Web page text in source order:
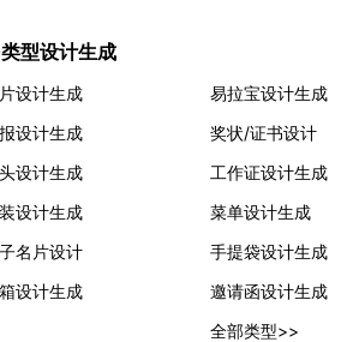
型设计生成
设计生成
设计生成
设计生成
设计生成
名片设计
设计生成
易拉宝设计生成
奖状/证书设计
工作证设计生成
菜单设计生成
手提袋设计生成
邀请函设计生成
全部类型>>